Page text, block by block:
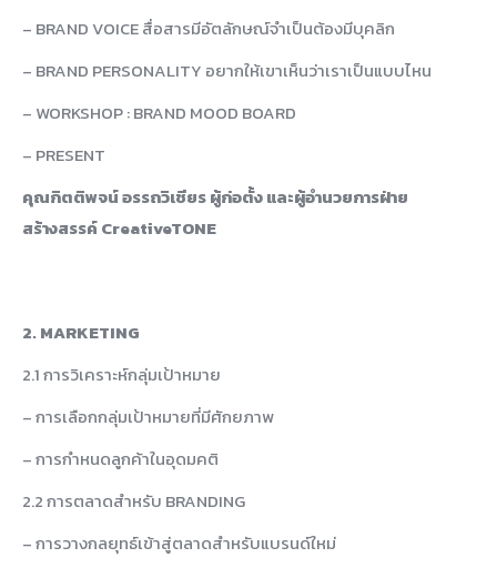
– BRAND VOICE สื่อสารมีอัตลักษณ์จำเป็นต้องมีบุคลิก
– BRAND PERSONALITY อยากให้เขาเห็นว่าเราเป็นแบบไหน
– WORKSHOP : BRAND MOOD BOARD
– PRESENT
คุณกิตติพจน์ อรรถวิเชียร ผู้ก่อตั้ง และผู้อำนวยการฝ่าย
สร้างสรรค์ CreativeTONE
2. MARKETING
2.1 การวิเคราะห์กลุ่มเป้าหมาย
– การเลือกกลุ่มเป้าหมายที่มีศักยภาพ
– การกำหนดลูกค้าในอุดมคติ
2.2 การตลาดสำหรับ BRANDING
– การวางกลยุทธ์เข้าสู่ตลาดสำหรับแบรนด์ใหม่